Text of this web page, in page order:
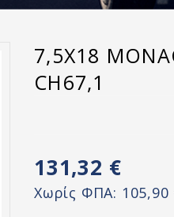
7,5X18
CH67,1
131,32 €
Χωρίς ΦΠΑ: 105,90